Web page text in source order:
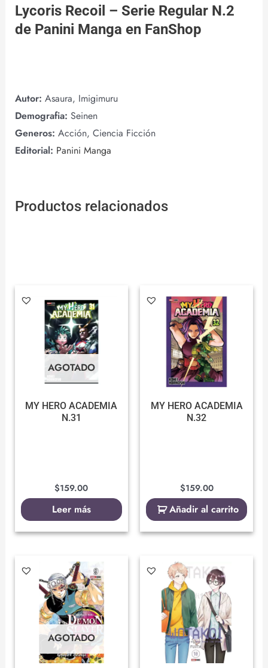
Lycoris Recoil – Serie Regular N.2
de Panini Manga en FanShop
Autor: Asaura, Imigimuru
Demografia: Seinen
Generos: Acción, Ciencia Ficción
Editorial: Panini Manga
Productos relacionados
AGOTADO
MY HERO ACADEMIA
N.31
$159.00
Leer más
MY HERO ACADEMIA
N.32
$159.00
Añadir al carrito
AGOTADO